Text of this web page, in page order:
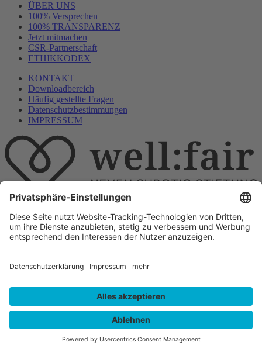
ÜBER UNS
100% Versprechen
100% TRANSPARENZ
Jetzt mitmachen
CSR-Partnerschaft
ETHIKKODEX
KONTAKT
Downloadbereich
Häufig gestellte Fragen
Datenschutzbestimmungen
IMPRESSUM
E-Mail
info@wellfair.ngo
All rights reserved well:fair foundation 2023.